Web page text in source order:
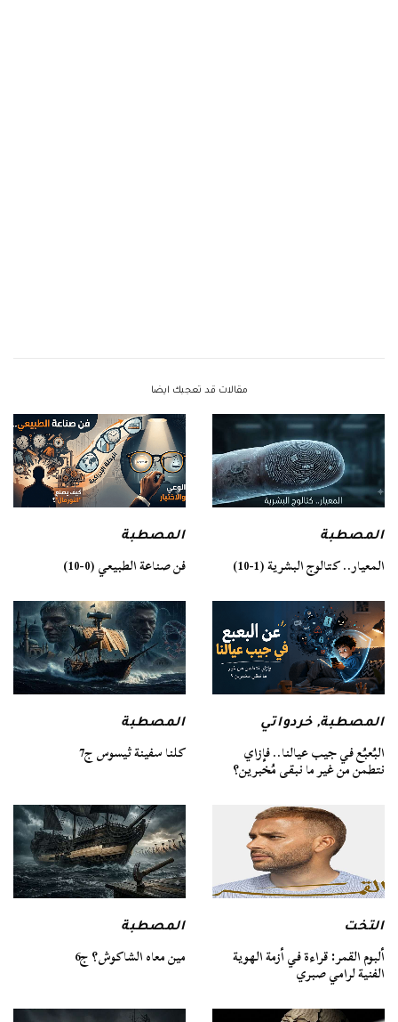
مقالات قد تعجبك ايضا
المصطبة
المعيار.. كتالوج البشرية (1-10)
المصطبة
فن صناعة الطبيعي (0-10)
المصطبة,خردواتي
البُعبُع في جيب عيالنا.. فإزاي
نتطمن من غير ما نبقى مُخبرين؟
المصطبة
كلنا سفينة ثيسوس ج7
التخت
ألبوم القمر: قراءة في أزمة الهوية
الفنية لرامي صبري
المصطبة
مين معاه الشاكوش؟ ج6